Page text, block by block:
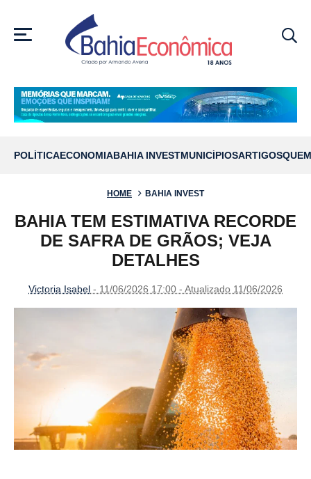
MENU
POLÍTICAECONOMIABAHIA INVESTMUNICÍPIOSARTIGOS
HOME BAHIA INVEST
BAHIA TEM ESTIMATIVA RECORDE
DE SAFRA DE GRÃOS; VEJA
DETALHES
Victoria Isabel - 11/06/2026 17:00 - Atualizado 11/06/2026